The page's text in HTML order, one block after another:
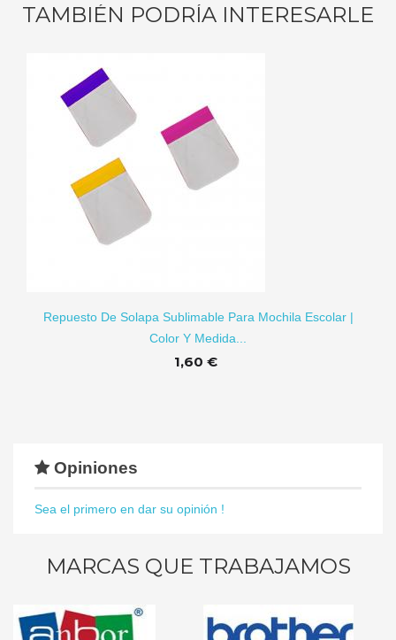
TAMBIÉN PODRÍA INTERESARLE
Repuesto De Solapa Sublimable Para Mochila Escolar |
Color Y Medida...
1,60 €
Opiniones
Sea el primero en dar su opinión !
MARCAS QUE TRABAJAMOS